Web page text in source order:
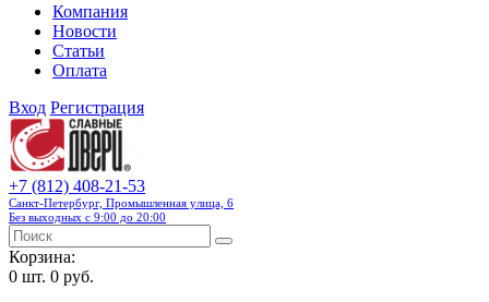
Компания
Новости
Статьи
Оплата
Вход Регистрация
+7 (812) 408-21-53
Санкт-Петербург, Промышленная улица, 6
Без выходных с 9:00 до 20:00
Корзина:
0 шт. 0 руб.